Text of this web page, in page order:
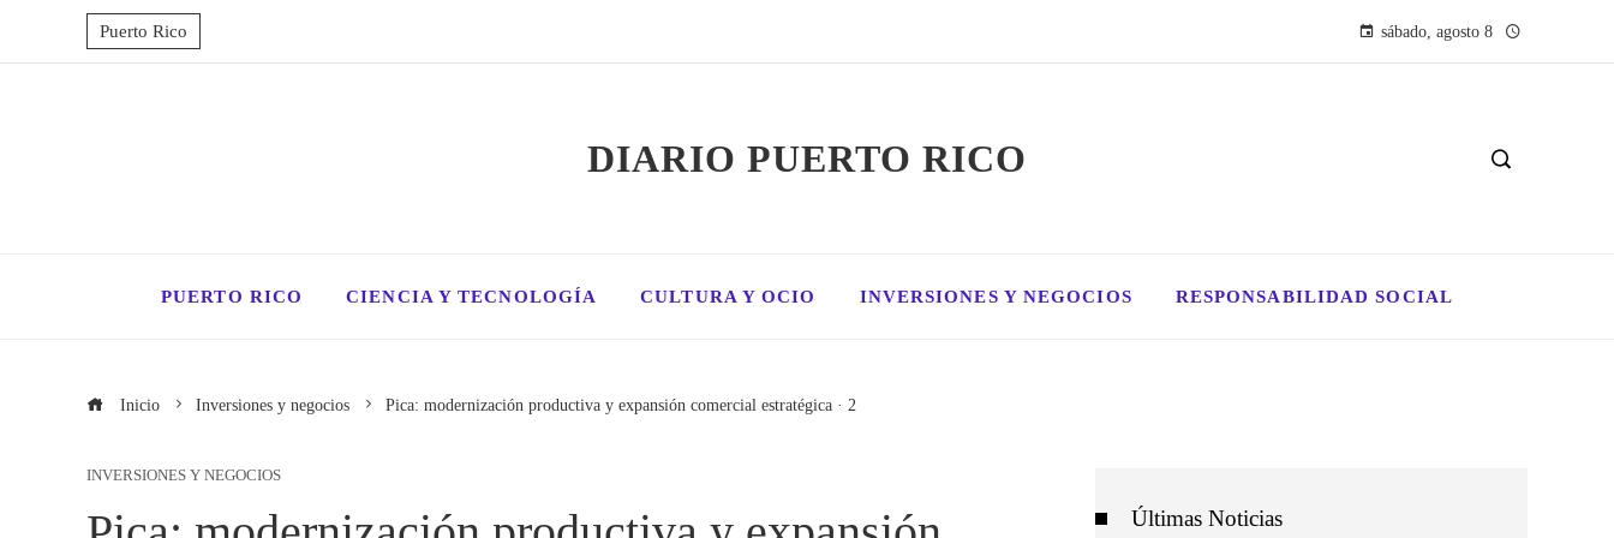
Puerto Rico sábado, agosto 8
DIARIO PUERTO RICO
PUERTO RICO CIENCIA Y TECNOLOGÍA CULTURA Y OCIO INVERSIONES Y NEGOCIOS RESPONSABILIDAD SOCIAL
Inicio Inversiones y negocios Pica: modernización productiva y expansión comercial estratégica · 2
INVERSIONES Y NEGOCIOS
Últimas Noticias